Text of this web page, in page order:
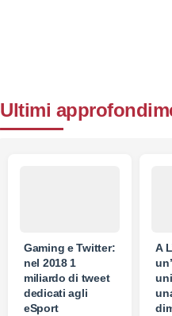
Ultimi
Gaming e Twitter:
nel 2018 1
miliardo di tweet
dedicati agli
eSport
A